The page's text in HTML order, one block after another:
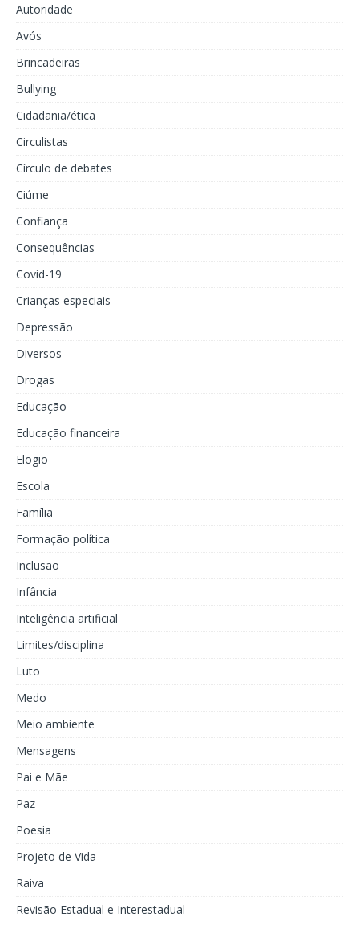
Autoridade
Avós
Brincadeiras
Bullying
Cidadania/ética
Circulistas
Círculo de debates
Ciúme
Confiança
Consequências
Covid-19
Crianças especiais
Depressão
Diversos
Drogas
Educação
Educação financeira
Elogio
Escola
Família
Formação política
Inclusão
Infância
Inteligência artificial
Limites/disciplina
Luto
Medo
Meio ambiente
Mensagens
Pai e Mãe
Paz
Poesia
Projeto de Vida
Raiva
Revisão Estadual e Interestadual